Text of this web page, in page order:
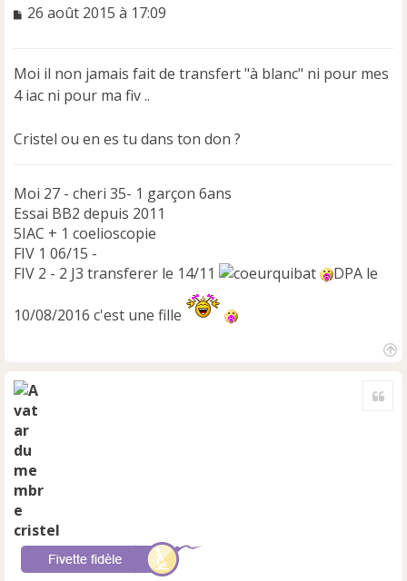
M
s
a
g
n
o
l
u
26 août 2015 à 17:09
Moi il non jamais fait de transfert "à blanc" ni pour mes
4 iac ni pour ma fiv ..
Cristel ou en es tu dans ton don ?
Moi 27 - cheri 35- 1 garçon 6ans
Essai BB2 depuis 2011
5IAC + 1 coelioscopie
FIV 1 06/15 -
FIV 2 - 2 J3 transferer le 14/11
DPA le
10/08/2016 c'est une fille
cristel